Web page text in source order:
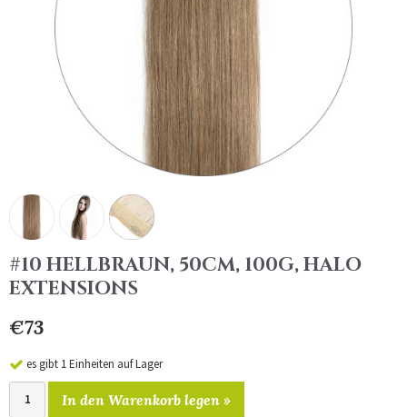
#10 HELLBRAUN, 50CM, 100G, HALO
EXTENSIONS
€73
es gibt 1 Einheiten auf Lager
In den Warenkorb legen »